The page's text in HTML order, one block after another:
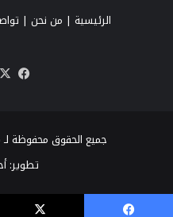
الرئيسية | من نحن |
جميع الحقوق محفوظة لـ
تطوير: